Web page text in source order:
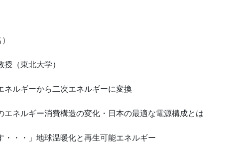
（東北大学）
ネルギーから二次エネルギーに変換
エネルギー消費構造の変化・日本の最適な電源構成とは
・・・」地球温暖化と再生可能エネルギー